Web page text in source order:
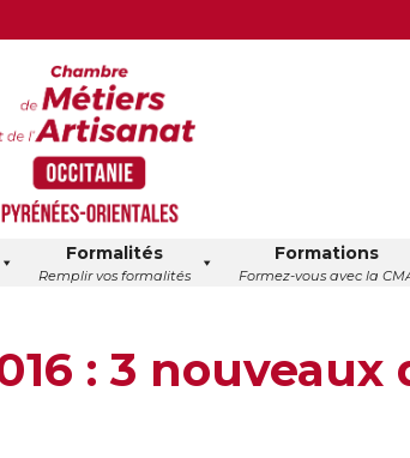
Formalités
Remplir vos formalités
Formations
Formez-vous avec la
: 3 nouveaux